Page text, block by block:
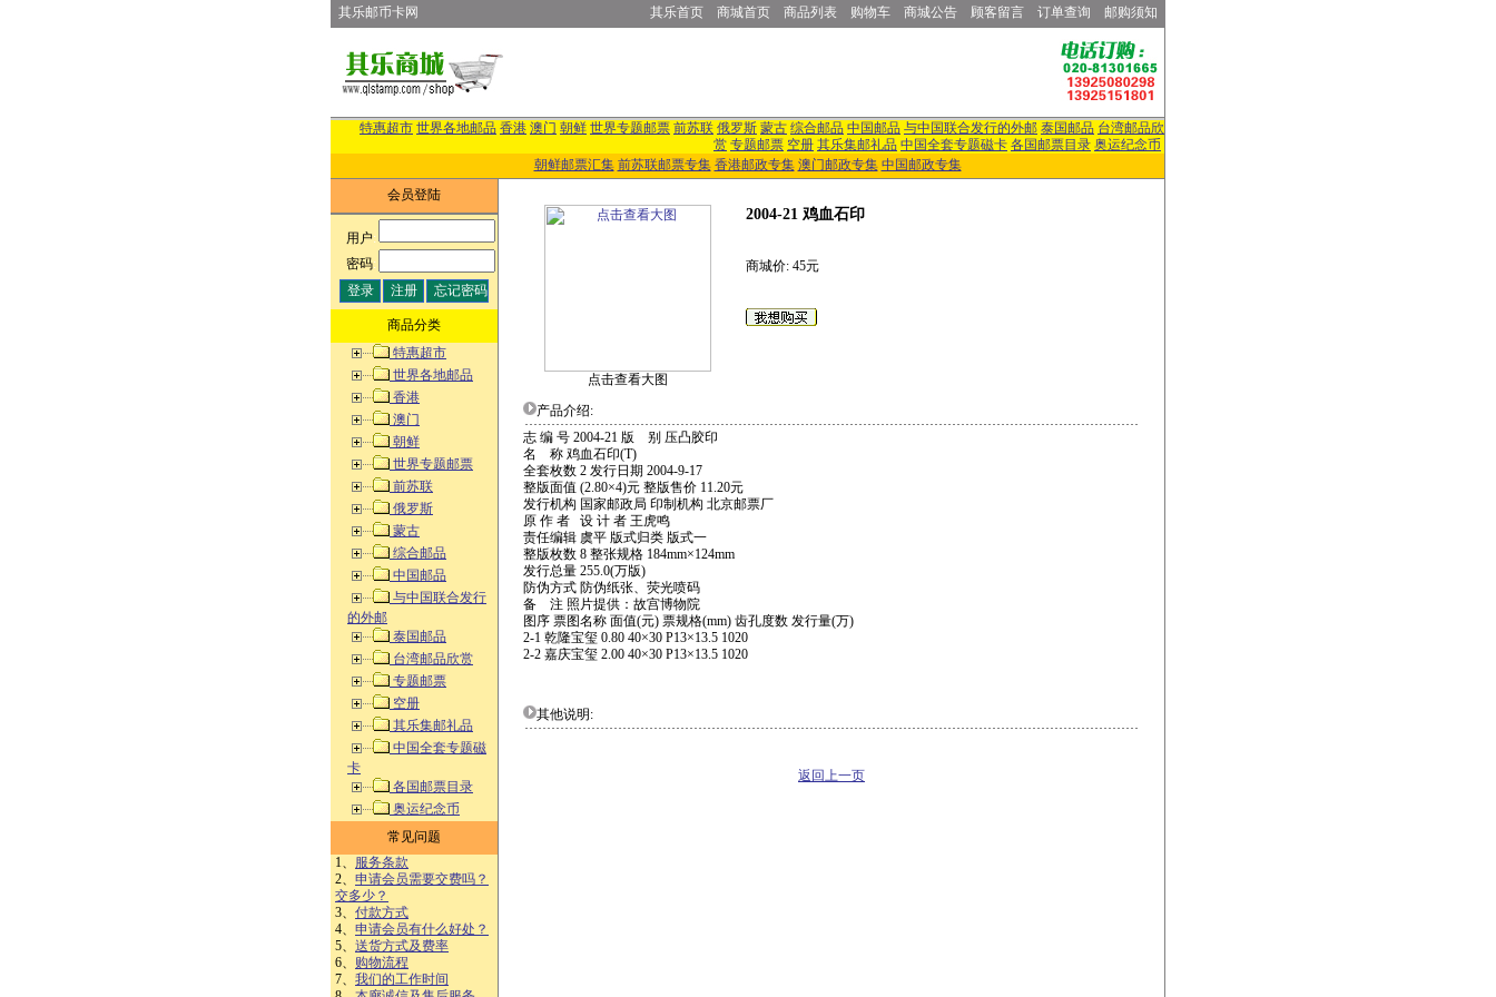
其乐邮币卡网 其乐首页 商城首页 商品列表 购物车 商城公告 顾客留言 订单查询 邮购须知
特惠超市 世界各地邮品 香港 澳门 朝鲜 世界专题邮票 前苏联 俄罗斯 蒙古 综合邮品 中国邮品 与中国联合发行的外邮 泰国邮品 台湾邮品欣
赏 专题邮票 空册 其乐集邮礼品 中国全套专题磁卡 各国邮票目录 奥运纪念币
朝鲜邮票汇集 前苏联邮票专集 香港邮政专集 澳门邮政专集 中国邮政专集
会员登陆
用户:
密码:
商品分类
特惠超市
世界各地邮品
香港
澳门
朝鲜
世界专题邮票
前苏联
俄罗斯
蒙古
综合邮品
中国邮品
与中国联合发行
的外邮
泰国邮品
台湾邮品欣赏
专题邮票
空册
其乐集邮礼品
中国全套专题磁
卡
各国邮票目录
奥运纪念币
常见问题
1、 服务条款
2、 申请会员需要交费吗？
交多少？
3、 付款方式
4、 申请会员有什么好处？
5、 送货方式及费率
6、 购物流程
7、 我们的工作时间
点击查看大图
2004-21 鸡血石印
商城价: 45元
产品介绍:
志 编 号 2004-21 版 别 压凸胶印
名 称 鸡血石印(T)
全套枚数 2 发行日期 2004-9-17
整版面值 (2.80×4)元 整版售价 11.20元
发行机构 国家邮政局 印制机构 北京邮票厂
原 作 者 设 计 者 王虎鸣
责任编辑 虞平 版式归类 版式一
整版枚数 8 整张规格 184mm×124mm
发行总量 255.0(万版)
防伪方式 防伪纸张、荧光喷码
备 注 照片提供：故宫博物院
图序 票图名称 面值(元) 票规格(mm) 齿孔度数 发行量(万)
2-1 乾隆宝玺 0.80 40×30 P13×13.5 1020
2-2 嘉庆宝玺 2.00 40×30 P13×13.5 1020
其他说明:
返回上一页